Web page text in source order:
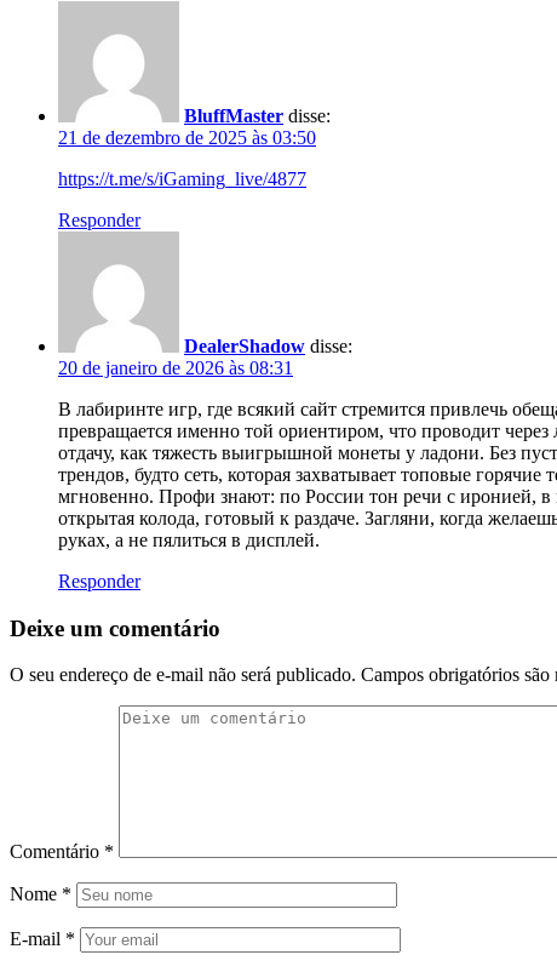
BluffMaster disse:
21 de dezembro de 2025 às 03:50
https://t.me/s/iGaming_live/4877
Responder
DealerShadow disse:
20 de janeiro de 2026 às 08:31
В лабиринте игр, где всякий сайт стремится привлечь
превращается именно той ориентиром, что проводит
отдачу, как тяжесть выигрышной монеты у ладони. Без
трендов, будто сеть, которая захватывает топовые
мгновенно. Профи знают: по России тон речи с иронией, в
открытая колода, готовый к раздаче. Загляни, когда
руках, а не пялиться в дисплей.
Responder
Deixe um comentário
O seu endereço de e-mail não será publicado. Campos obrigatórios são
Comentário *
Nome *
E-mail *